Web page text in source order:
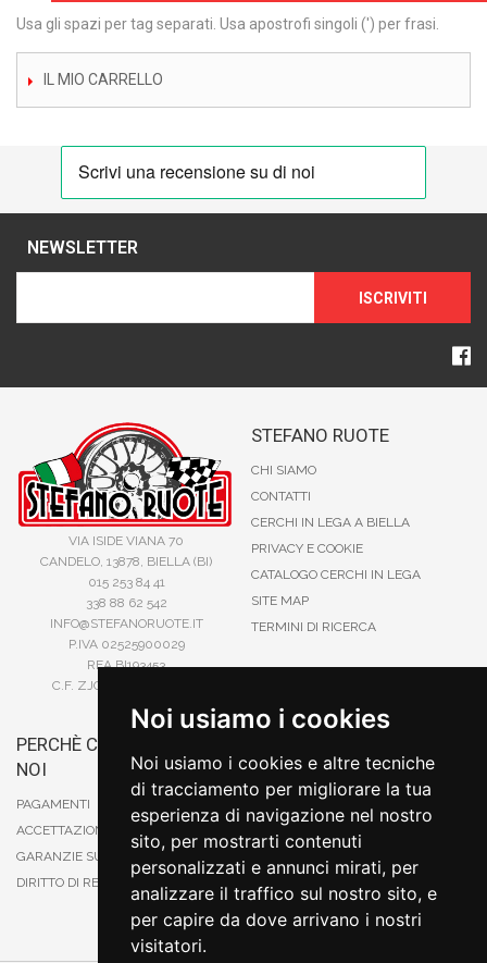
Noi usiamo i cookies
Noi usiamo i cookies e altre tecniche
di tracciamento per migliorare la tua
esperienza di navigazione nel nostro
sito, per mostrarti contenuti
personalizzati e annunci mirati, per
analizzare il traffico sul nostro sito, e
per capire da dove arrivano i nostri
visitatori.
Usa gli spazi per tag separati. Usa apostrofi singoli (') per frasi.
IL MIO CARRELLO
NEWSLETTER
ISCRIVITI
VIA ISIDE VIANA 70
CANDELO, 13878, BIELLA (BI)
015 253 84 41
338 88 62 542
INFO@STEFANORUOTE.IT
P.IVA 02525900029
REA BI193453
C.F. ZJOSFN73H14A859X
STEFANO RUOTE
CHI SIAMO
CONTATTI
CERCHI IN LEGA A BIELLA
PRIVACY E COOKIE
CATALOGO CERCHI IN LEGA
SITE MAP
TERMINI DI RICERCA
PERCHÈ COMPRARE DA
NOI
PAGAMENTI
ACCETTAZIONE DEGLI ORDINI
GARANZIE SUI PRODOTTI
DIRITTO DI RECESSO
CARTA DI CREDITO
PAYPAL
CONTRASSEGNO
POSTEPAY